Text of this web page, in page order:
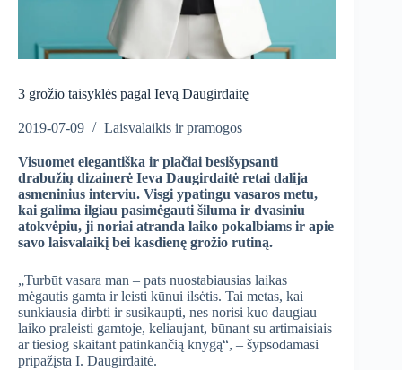
3 grožio taisyklės pagal Ievą Daugirdaitę
2019-07-09 Laisvalaikis ir pramogos
Visuomet elegantiška ir plačiai besišypsanti
drabužių dizainerė Ieva Daugirdaitė retai dalija
asmeninius interviu. Visgi ypatingu vasaros metu,
kai galima ilgiau pasimėgauti šiluma ir dvasiniu
atokvėpiu, ji noriai atranda laiko pokalbiams ir apie
savo laisvalaikį bei kasdienę grožio rutiną.
„Turbūt vasara man – pats nuostabiausias laikas
mėgautis gamta ir leisti kūnui ilsėtis. Tai metas, kai
sunkiausia dirbti ir susikaupti, nes norisi kuo daugiau
laiko praleisti gamtoje, keliaujant, būnant su artimaisiais
ar tiesiog skaitant patinkančią knygą“, – šypsodamasi
pripažįsta I. Daugirdaitė.